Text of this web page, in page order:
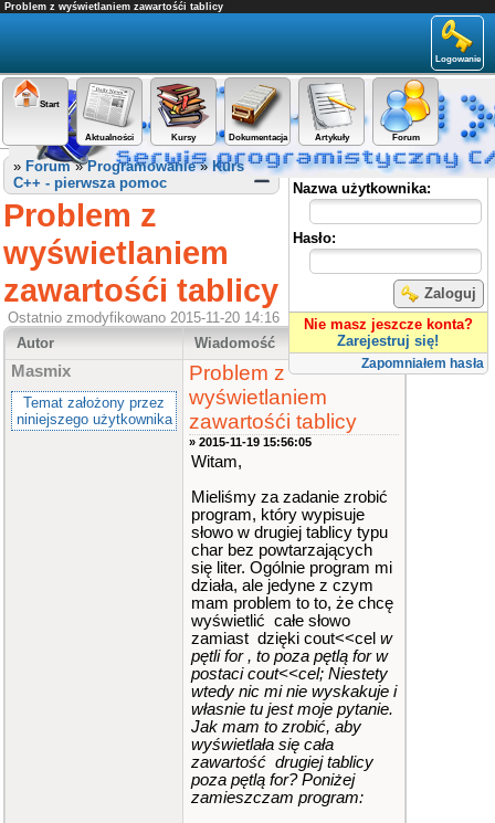
Problem z wyświetlaniem zawartośći tablicy
Logowanie
Start
Aktualności Kursy Dokumentacja Artykuły Forum
Panel użytkownika
Nazwa użytkownika:
Hasło:
Zaloguj
Nie masz jeszcze konta?
Zarejestruj się!
Zapomniałem hasła
» Forum»Programowanie» Kurs
C++ - pierwsza pomoc
Problem z
wyświetlaniem
zawartośći tablicy
Ostatnio zmodyfikowano 2015-11-20 14:16
Autor
Wiadomość
Masmix
Temat założony przez
niniejszego użytkownika
Problem z
wyświetlaniem
zawartośći tablicy
» 2015-11-19 15:56:05
Witam,
Mieliśmy za zadanie zrobić
program, który wypisuje
słowo w drugiej tablicy typu
char bez powtarzających
się liter. Ogólnie program mi
działa, ale jedyne z czym
mam problem to to, że chcę
wyświetlić całe słowo
zamiast dzięki cout<<cel w
pętli for , to poza pętlą for w
postaci cout<<cel; Niestety
wtedy nic mi nie wyskakuje i
własnie tu jest moje pytanie.
Jak mam to zrobić, aby
wyświetlała się cała
zawartość drugiej tablicy
poza pętlą for? Poniżej
zamieszczam program: